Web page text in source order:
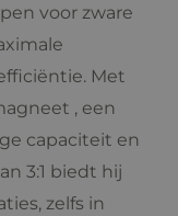
voor zware
Met
, een
capaciteit en
3:1 biedt hij
zelfs in